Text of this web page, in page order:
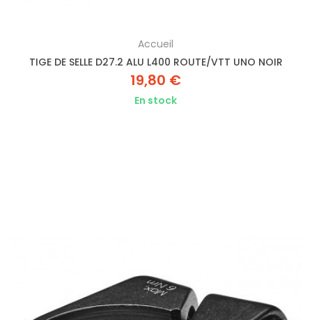
Accueil
TIGE DE SELLE D27.2 ALU L400 ROUTE/VTT UNO NOIR
19,80 €
En stock